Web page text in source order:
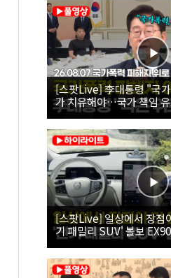
[스팟Live] 李대통령 "국
가 치유해야…국가 책임
26.08.07 국가폭력 피해자
[스팟Live] 일상에서 장점
기 패밀리 SUV' 볼보 EX90